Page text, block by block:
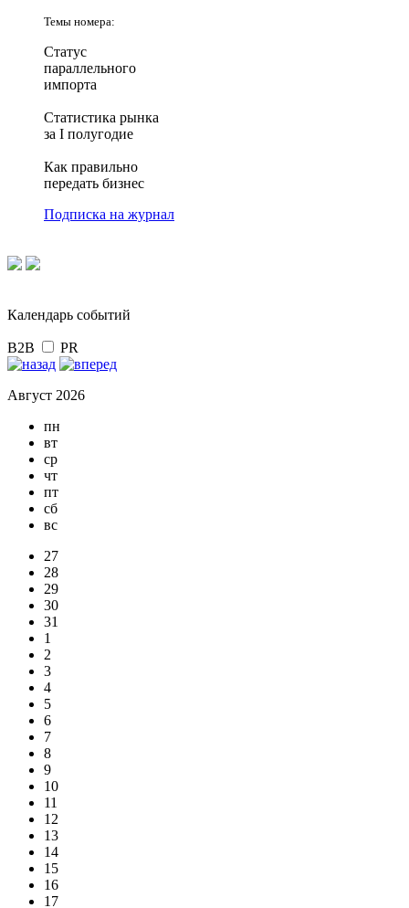
Темы номера:
Статус
параллельного
импорта
Статистика рынка
за I полугодие
Как правильно
передать бизнес
Подписка на журнал
Календарь событий
B2B PR
Август 2026
пн
вт
ср
чт
пт
сб
вс
27
28
29
30
31
1
2
3
4
5
6
7
8
9
10
11
12
13
14
15
16
17